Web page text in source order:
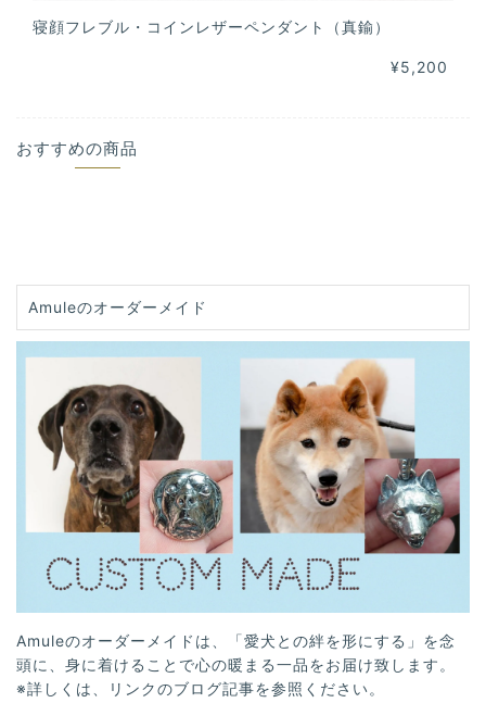
寝顔フレブル・コインレザーペンダント（真鍮）
¥5,200
おすすめの商品
Amuleのオーダーメイド
Amuleのオーダーメイドは、「愛犬との絆を形にする」を念
頭に、身に着けることで心の暖まる一品をお届け致します。
※詳しくは、リンクのブログ記事を参照ください。